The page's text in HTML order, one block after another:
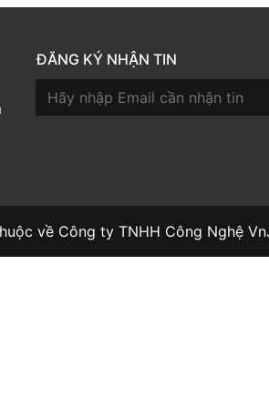
ĐĂNG KÝ NHẬN TIN
Email
về Công ty TNHH Công Nghệ